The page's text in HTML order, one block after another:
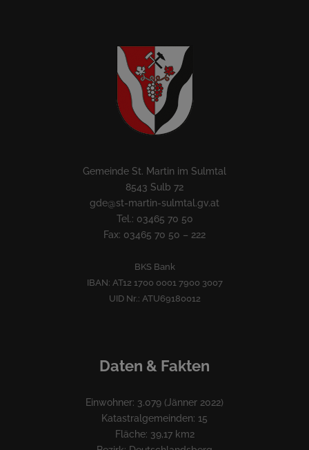
Gemeinde St. Martin im Sulmtal
8543 Sulb 72
gde@st-martin-sulmtal.gv.at
Tel.: 03465 70 50
Fax: 03465 70 50 – 222
BKS Bank
IBAN: AT12 1700 0001 7900 3007
UID Nr.: ATU69180012
Daten & Fakten
Einwohner: 3.079 (Jänner 2022)
Katastralgemeinden: 15
Fläche: 39,17 km2